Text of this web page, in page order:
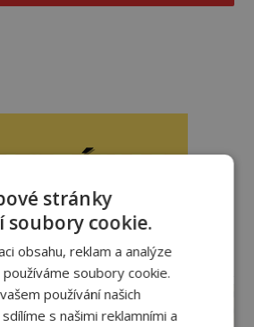
reklama
stránky
soubory cookie.
obsahu, reklam a analýze
soubory cookie.
používání našich
s našimi reklamními a